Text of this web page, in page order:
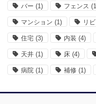
バー (1) フェンス
マンション (1) リ
住宅 (3) 内装 (4)
天井 (1) 床 (4)
病院 (1) 補修 (1)